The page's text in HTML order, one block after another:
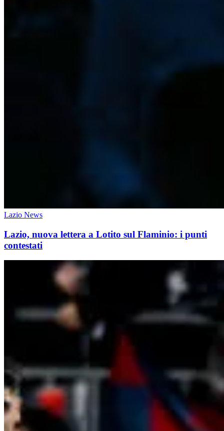
Lazio News
Lazio, nuova lettera a Lotito sul Flaminio: i punti
contestati